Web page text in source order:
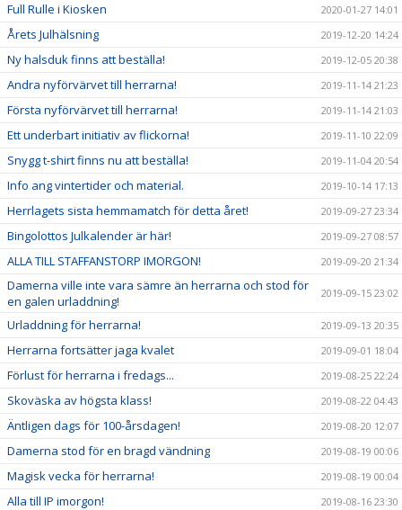
Full Rulle i Kiosken 2020-01-27 14:01
Årets Julhälsning 2019-12-20 14:24
Ny halsduk finns att beställa! 2019-12-05 20:38
Andra nyförvärvet till herrarna! 2019-11-14 21:23
Första nyförvärvet till herrarna! 2019-11-14 21:03
Ett underbart initiativ av flickorna! 2019-11-10 22:09
Snygg t-shirt finns nu att beställa! 2019-11-04 20:54
Info ang vintertider och material. 2019-10-14 17:13
Herrlagets sista hemmamatch för detta året! 2019-09-27 23:34
Bingolottos Julkalender är här! 2019-09-27 08:57
ALLA TILL STAFFANSTORP IMORGON! 2019-09-20 21:34
Damerna ville inte vara sämre än herrarna och stod för
en galen urladdning!
2019-09-15 23:02
Urladdning för herrarna! 2019-09-13 20:35
Herrarna fortsätter jaga kvalet 2019-09-01 18:04
Förlust för herrarna i fredags... 2019-08-25 22:24
Skoväska av högsta klass! 2019-08-22 04:43
Äntligen dags för 100-årsdagen! 2019-08-20 12:07
Damerna stod för en bragd vändning 2019-08-19 00:06
Magisk vecka för herrarna! 2019-08-19 00:04
Alla till IP imorgon! 2019-08-16 23:30